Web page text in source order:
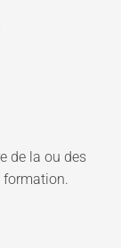
de la ou des
formation.